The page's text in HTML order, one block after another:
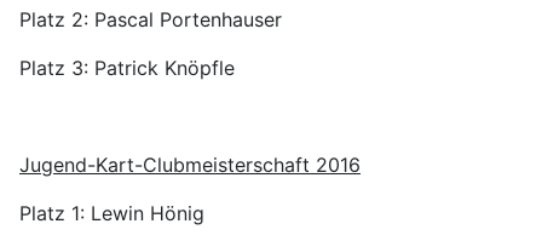
Platz 2: Pascal Portenhauser
Platz 3: Patrick Knöpfle
Jugend-Kart-Clubmeisterschaft 2016
Platz 1: Lewin Hönig